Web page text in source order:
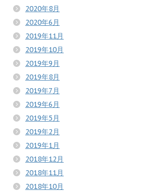
2020年8月
2020年6月
2019年11月
2019年10月
2019年9月
2019年8月
2019年7月
2019年6月
2019年5月
2019年2月
2019年1月
2018年12月
2018年11月
2018年10月